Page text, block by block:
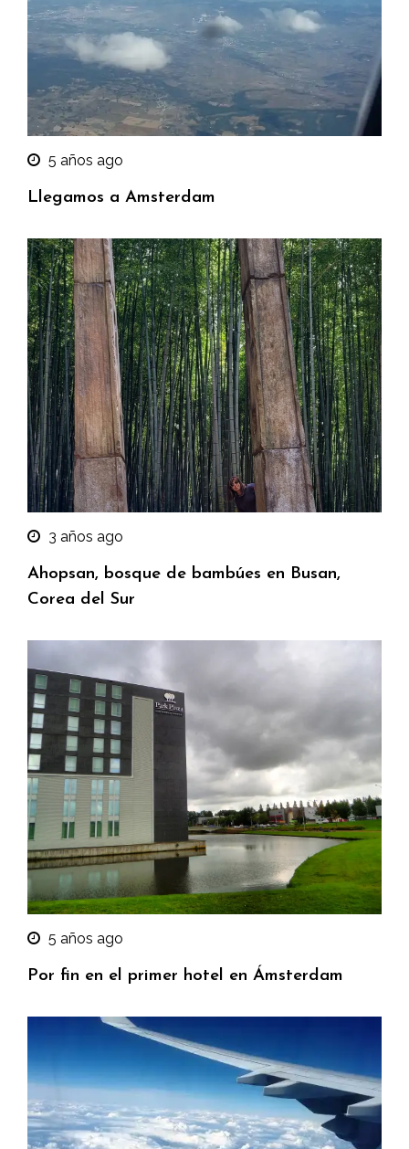
5 años ago
Llegamos a Amsterdam
3 años ago
Ahopsan, bosque de bambúes en Busan,
Corea del Sur
5 años ago
Por fin en el primer hotel en Ámsterdam